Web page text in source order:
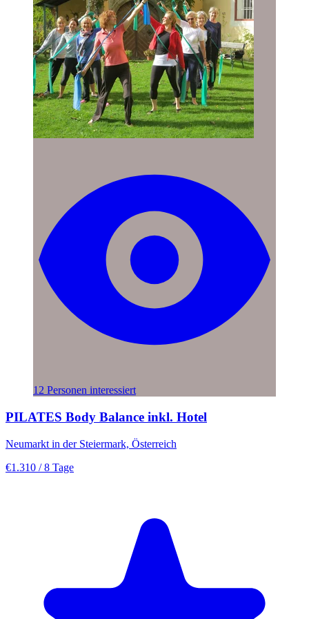
12 Personen interessiert
PILATES Body Balance inkl. Hotel
Neumarkt in der Steiermark, Österreich
€1.310 / 8 Tage